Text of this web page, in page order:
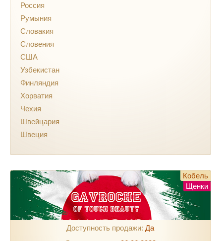
Россия
Румыния
Словакия
Словения
США
Узбекистан
Финляндия
Хорватия
Чехия
Швейцария
Швеция
Кобель
Щенки
Доступность продажи:Да